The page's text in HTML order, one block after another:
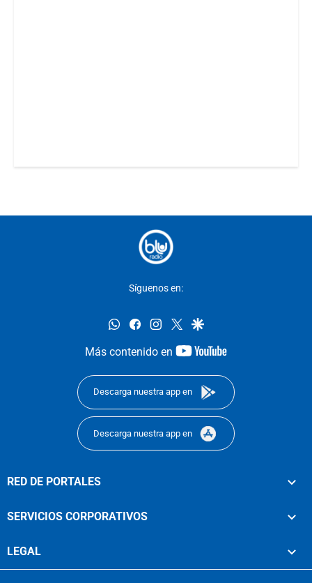
Síguenos en:
whatsappfacebookinstagram
twittergoogle
Más contenido en
youtube-
Descarga nuestra app en
Descarga nuestra app en
RED DE PORTALES
SERVICIOS CORPORATIVOS
LEGAL